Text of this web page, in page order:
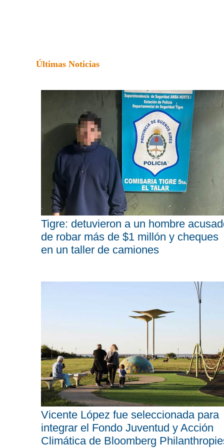
Últimas Noticias
Tigre: detuvieron a un hombre
de robar más de $1 millón y cheques
en un taller de camiones
Vicente López fue seleccionada para
integrar el Fondo Juventud y Acción
Climática de Bloomberg